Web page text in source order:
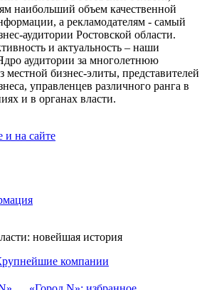
наибольший объем качественной
а рекламодателям - самый
аудитории Ростовской области.
и актуальность – наши
аудитории за многолетнюю
местной бизнес-элиты, представителей
управленцев различного ранга в
и в органах власти.
и на сайте
новейшая история
компании